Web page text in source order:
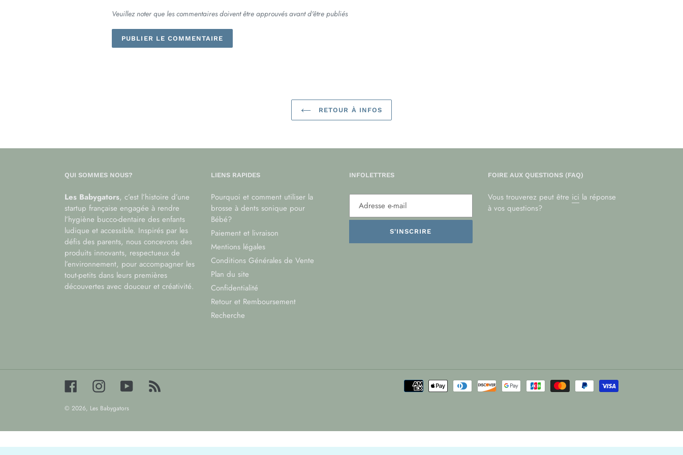
Veuillez noter que les commentaires doivent être approuvés avant d'être publiés
RETOUR À INFOS
QUI SOMMES NOUS?
Les Babygators, c’est l’histoire d’une
startup française engagée à rendre
l’hygiène bucco-dentaire des enfants
ludique et accessible. Inspirés par les
défis des parents, nous concevons des
produits innovants, respectueux de
l’environnement, pour accompagner les
tout-petits dans leurs premières
découvertes avec douceur et créativité.
LIENS RAPIDES
Pourquoi et comment utiliser la
brosse à dents sonique pour
Bébé?
Paiement et livraison
Mentions légales
Conditions Générales de Vente
Plan du site
Confidentialité
Retour et Remboursement
Recherche
INFOLETTRES
S'INSCRIRE
FOIRE AUX QUESTIONS (FAQ)
Vous trouverez peut être ici la réponse
à vos questions?
FacebookInstagramYouTube
© 2026, Les Babygators
les